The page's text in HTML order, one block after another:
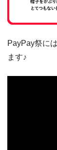
PayPay祭に
ます♪